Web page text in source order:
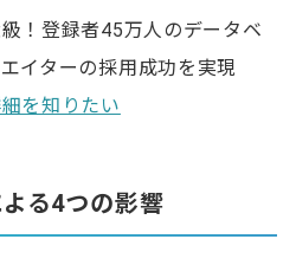
をつくる
る質問
する原因は？
！登録者45万人のデータベ
イターの採用成功を実現
を知りたい
る4つの影響